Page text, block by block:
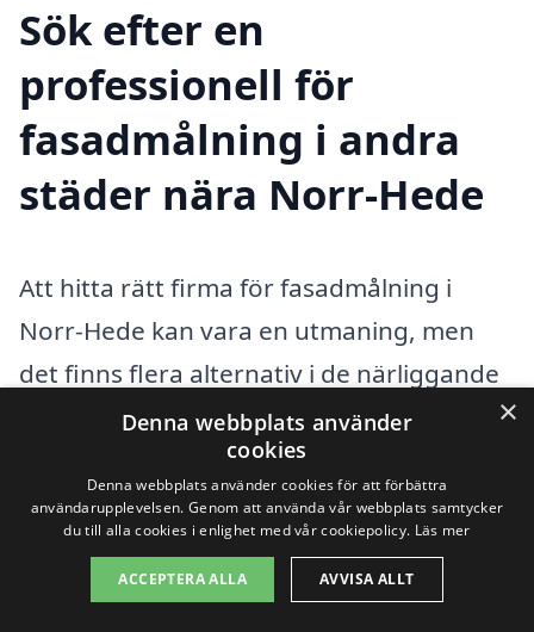
Sök efter en
professionell för
fasadmålning i andra
städer nära Norr-Hede
Att hitta rätt firma för fasadmålning i
Norr-Hede kan vara en utmaning, men
det finns flera alternativ i de närliggande
städerna. Med hjälp av fasadmålning-
pris.se kan du enkelt få kontakt med
professionella målare som erbjuder sina
tjänster i ditt område. Det är viktigt att
välja en pålitlig och erfaren målare för att
×
Denna webbplats använder
cookies
Denna webbplats använder cookies för att förbättra
användarupplevelsen. Genom att använda vår webbplats samtycker
du till alla cookies i enlighet med vår cookiepolicy. Läs mer
ACCEPTERA ALLA AVVISA ALLT